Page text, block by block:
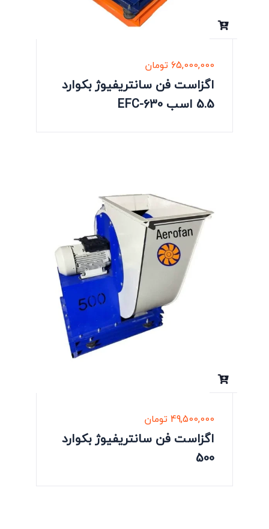
65,000,000تومان
اگزاست فن سانتریفیوژ بکوارد
5.5 اسب EFC-630
49,500,000تومان
اگزاست فن سانتریفیوژ بکوارد
500